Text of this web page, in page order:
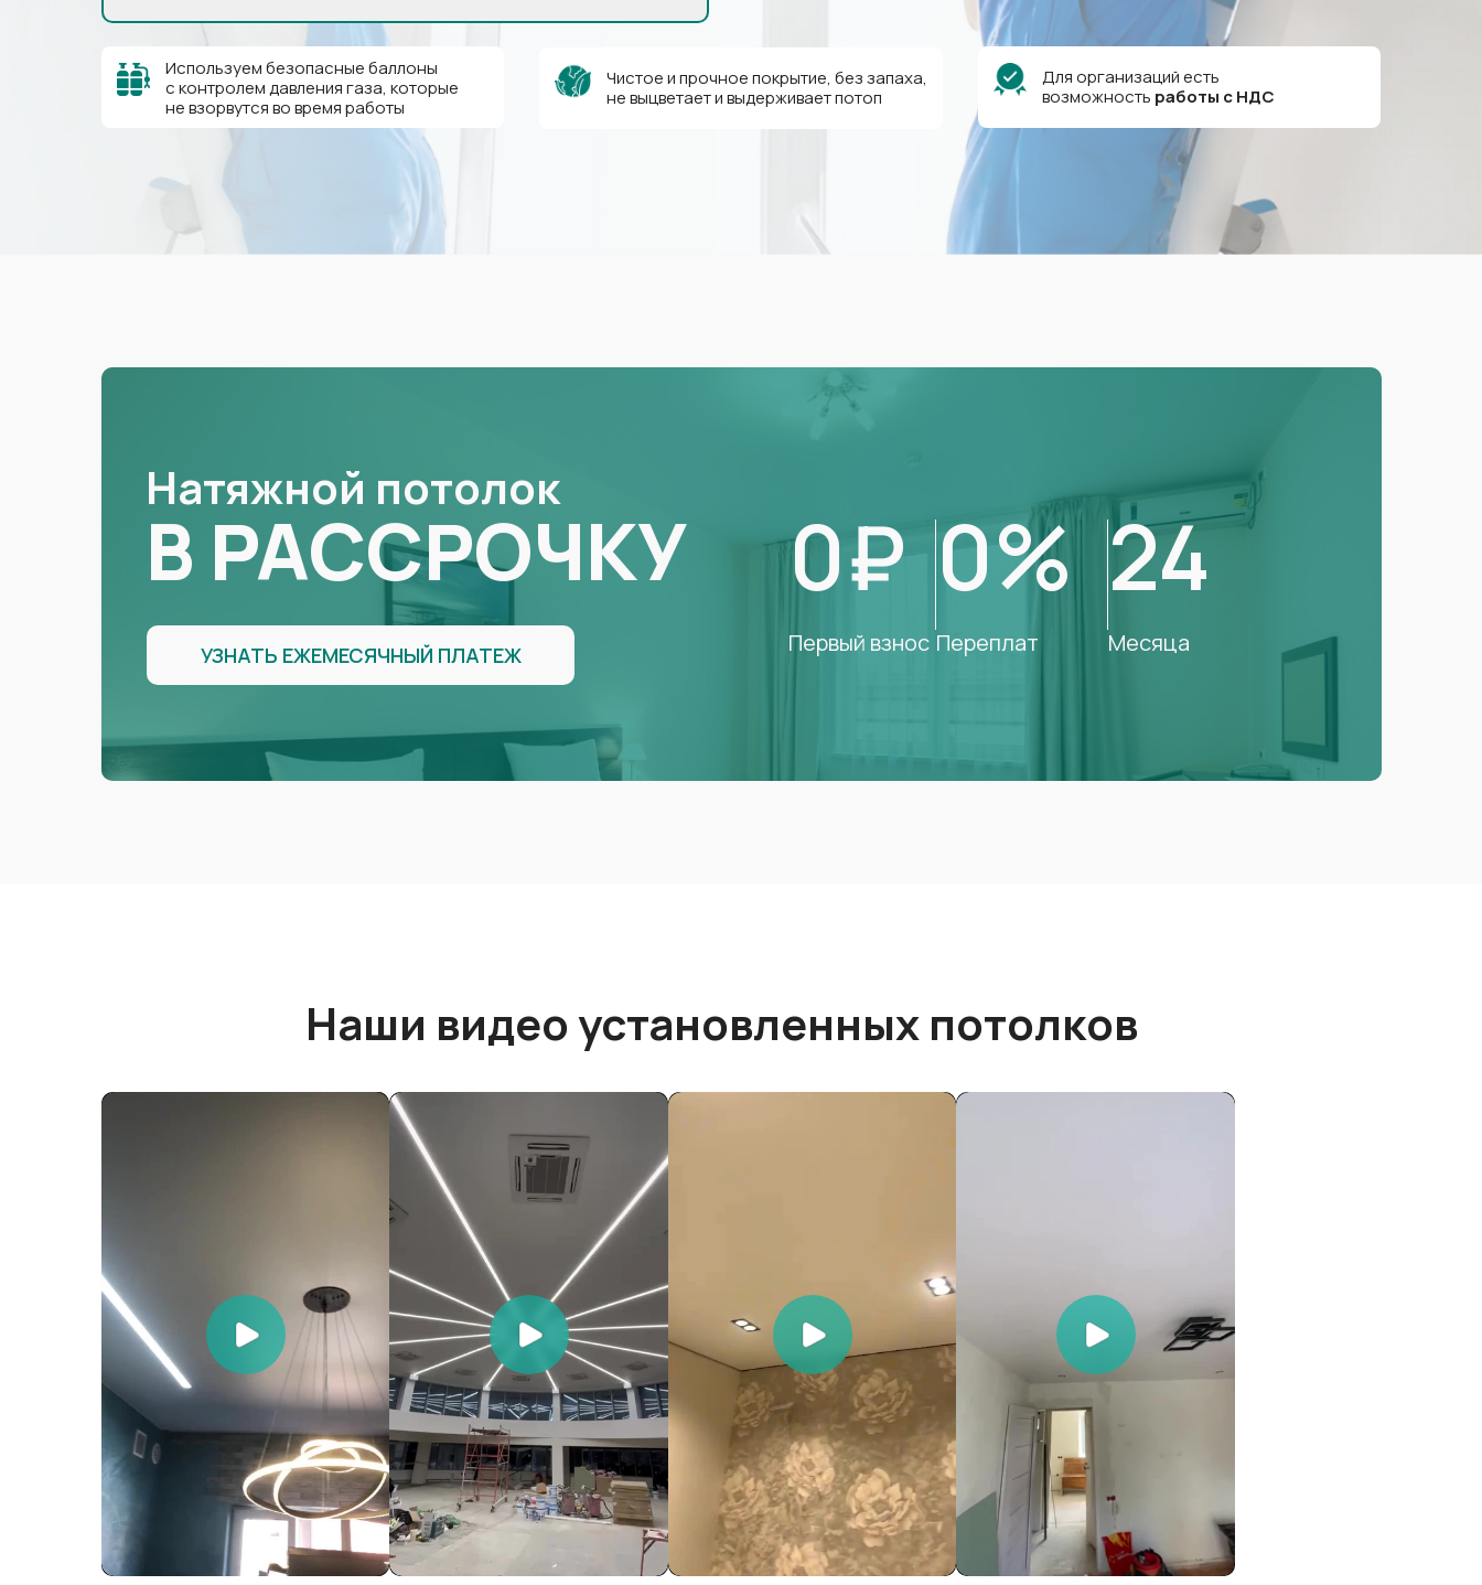
Для организаций есть
возможность работы сНДС
Чистое и прочное покрытие, без запаха,
не выцветает и выдерживает потоп
Используем безопасные баллоны
с контролем давления газа, которые
не взорвутся во время работы
Натяжной потолок
В РАССРОЧКУ
УЗНАТЬ ЕЖЕМЕСЯЧНЫЙ ПЛАТЕЖ
0₽
Первый взнос
0%
Переплат
24
Месяца
Наши видео установленных потолков